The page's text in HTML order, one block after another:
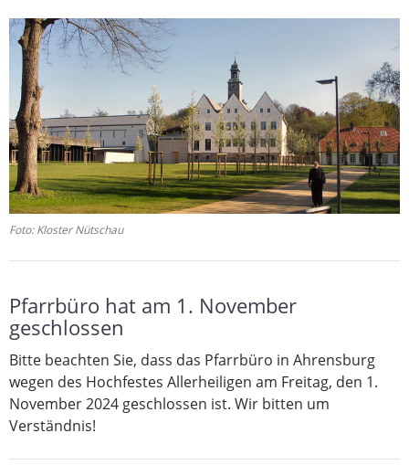
Foto: Kloster Nütschau
Pfarrbüro hat am 1. November
geschlossen
Bitte beachten Sie, dass das Pfarrbüro in Ahrensburg
wegen des Hochfestes Allerheiligen am Freitag, den 1.
November 2024 geschlossen ist. Wir bitten um
Verständnis!